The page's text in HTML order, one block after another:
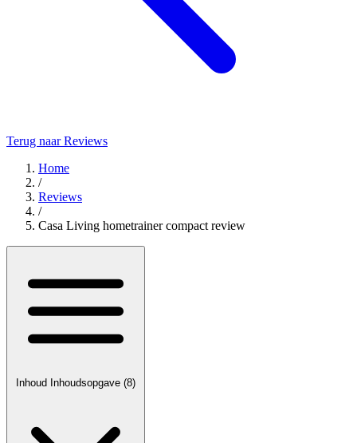
Terug naar Reviews
Home
/
Reviews
/
Casa Living hometrainer compact review
Inhoud Inhoudsopgave (8)